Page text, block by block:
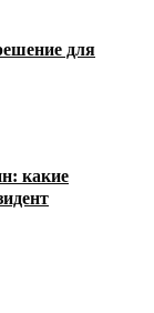
для
какие